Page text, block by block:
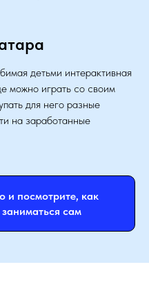
детьми интерактивная
можно играть со своим
для него разные
на заработанные
и посмотрите, как
сам